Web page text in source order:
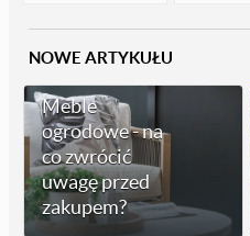
NOWE ARTYKUŁU
Meble
ogrodowe - na
co zwrócić
uwagę przed
zakupem?